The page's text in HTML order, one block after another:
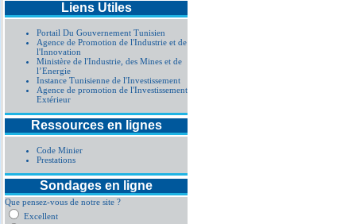
Liens Utiles
Portail Du Gouvernement Tunisien
Agence de Promotion de l'Industrie et de
l'Innovation
Ministère de l'Industrie, des Mines et de
l’Energie
Instance Tunisienne de l'Investissement
Agence de promotion de l'Investissement
Extérieur
Ressources en lignes
Code Minier
Prestations
Sondages en ligne
Que pensez-vous de notre site ?
Excellent